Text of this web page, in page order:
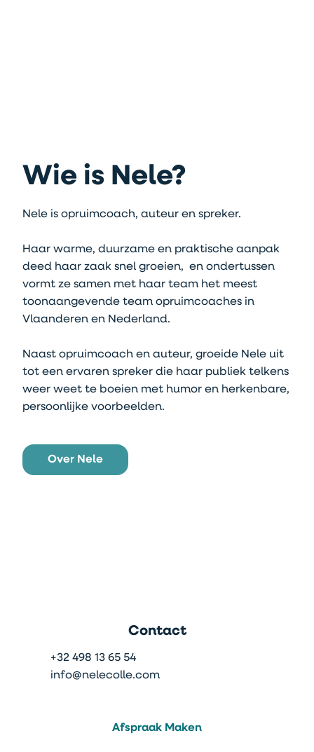
Wie is Nele?
Nele is opruimcoach, auteur en spreker.
​Haar warme, duurzame en praktische aanpak
deed haar zaak snel groeien, en ondertussen
vormt ze samen met haar team het meest
toonaangevende team opruimcoaches in
Vlaanderen en Nederland.
Naast opruimcoach en auteur, groeide Nele uit
tot een ervaren spreker die haar publiek telkens
weer weet te boeien met humor en herkenbare,
persoonlijke voorbeelden.
Over Nele
Contact
+32 498 13 65 54
info@nelecolle.com
Afspraak Maken